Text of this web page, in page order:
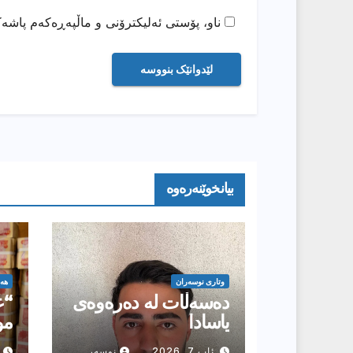
ناو، پۆستی ئەلیکترۆنی و ماڵپەڕەکەم
بیانخوێنەرەوە
وتارى نوسەران
دەسەڵات لە دەرەوەی
یاسادا